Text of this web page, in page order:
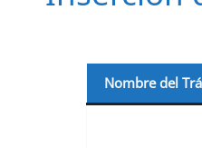
Nombre del